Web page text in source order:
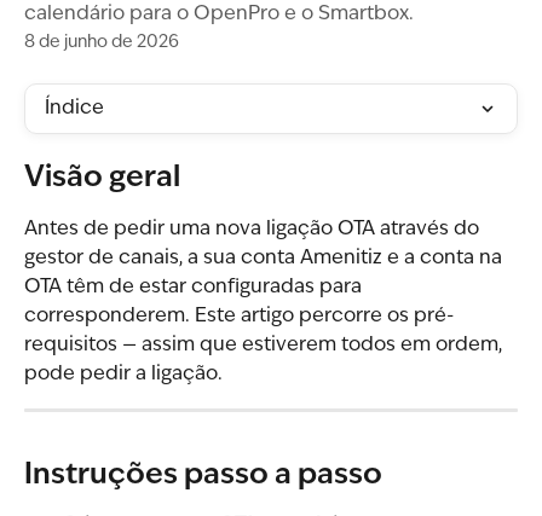
calendário para o OpenPro e o Smartbox.
8 de junho de 2026
Índice
Visão geral
Antes de pedir uma nova ligação OTA através do
gestor de canais, a sua conta Amenitiz e a conta na
OTA têm de estar configuradas para
corresponderem. Este artigo percorre os pré-
requisitos — assim que estiverem todos em ordem,
pode pedir a ligação.
Instruções passo a passo